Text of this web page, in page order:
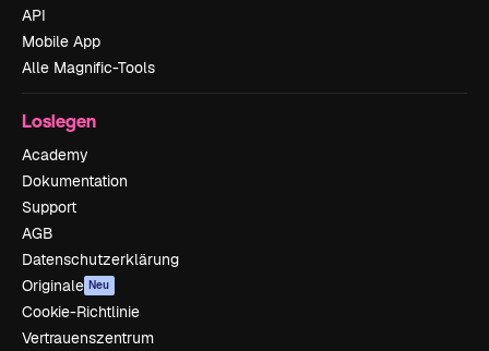
API
Mobile App
Alle Magnific-Tools
Loslegen
Academy
Dokumentation
Support
AGB
Datenschutzerklärung
Originale Neu
Cookie-Richtlinie
Vertrauenszentrum